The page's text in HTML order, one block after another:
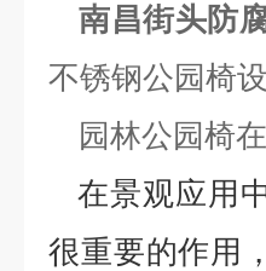
南昌街头防
不锈钢公园椅
园林公园椅
在景观应用
很重要的作用